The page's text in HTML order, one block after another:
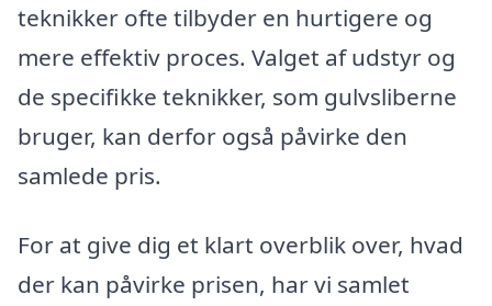
teknikker ofte tilbyder en hurtigere og
mere effektiv proces. Valget af udstyr og
de specifikke teknikker, som gulvsliberne
bruger, kan derfor også påvirke den
samlede pris.
For at give dig et klart overblik over, hvad
der kan påvirke prisen, har vi samlet